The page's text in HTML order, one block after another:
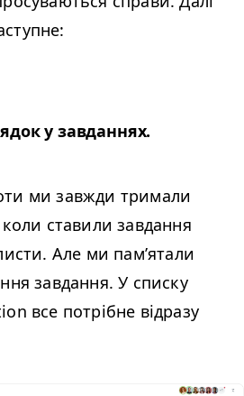
у завданнях.
ми завжди тримали
ставили завдання
Але ми пам’ятали
завдання. У списку
все потрібне відразу